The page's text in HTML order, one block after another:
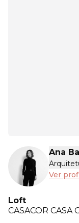
Ana
Ver
Loft
CASACOR CASA